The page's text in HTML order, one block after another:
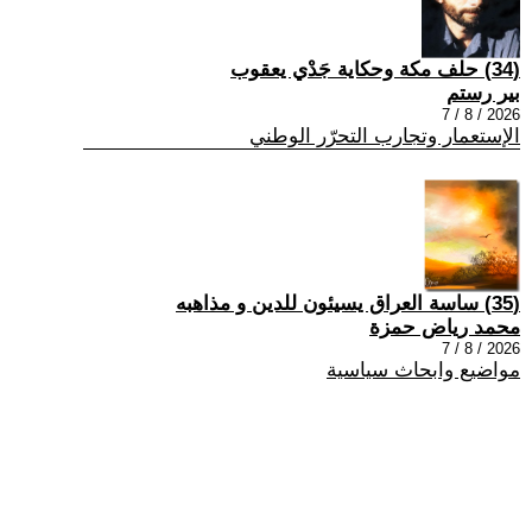
(34) حلف مكة وحكاية جَدْي يعقوب
بير رستم
2026 / 8 / 7
الإستعمار وتجارب التحرّر الوطني
(35) ساسة العراق يسيئون للدين و مذاهبه
محمد رياض حمزة
2026 / 8 / 7
مواضيع وابحاث سياسية